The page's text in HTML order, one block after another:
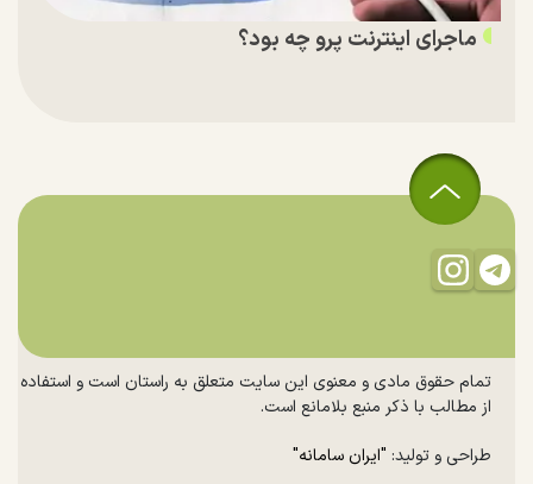
ماجرای اینترنت پرو چه بود؟
تمام حقوق مادی و معنوی این سایت متعلق به راستان است و استفاده
از مطالب با ذکر منبع بلامانع است.
طراحی و تولید: "ایران سامانه"